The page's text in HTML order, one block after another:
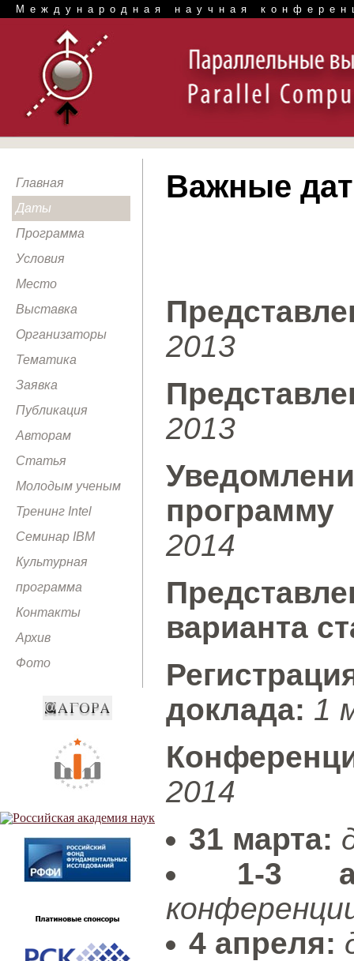
Международная научная
Главная
Даты
Программа
Условия
Место
Выставка
Организаторы
Тематика
Заявка
Публикация
Авторам
Статья
Молодым ученым
Тренинг Intel
Семинар IBM
Культурная
программа
Контакты
Архив
Фото
Важные
2013
2013
2014
варианта
доклада: 1
2014
31 марта:
1-3
4 апреля: